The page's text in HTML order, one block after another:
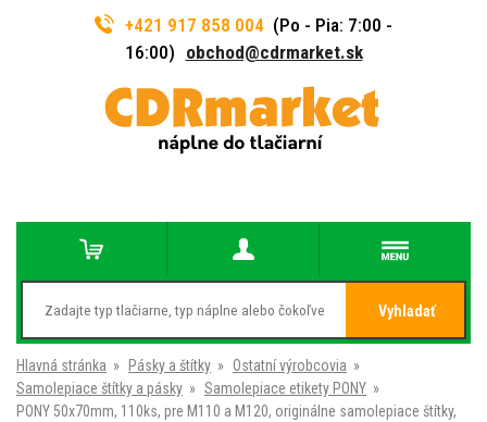
+421 917 858 004 (Po - Pia: 7:00 -
16:00) obchod@cdrmarket.sk
Vyhladať
Hlavná stránka » Pásky a štítky » Ostatní výrobcovia »
Samolepiace štítky a pásky » Samolepiace etikety PONY »
PONY 50x70mm, 110ks, pre M110 a M120, originálne samolepiace štítky,